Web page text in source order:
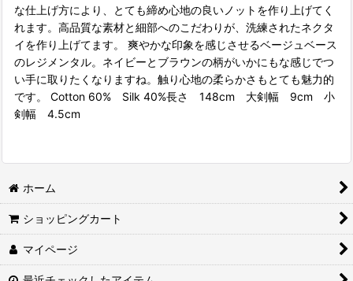
な仕上げ方により、とても締め心地の良いノットを作り上げてく
れます。高品質な素材と細部へのこだわりが、洗練されたネクタ
イを作り上げてます。 爽やかな印象を感じさせるベージュベース
のレジメンタル。ネイビーとブラウンの柄がいかにもな感じでつ
い手に取りたくなりますね。触り心地の柔らかさもとても魅力的
です。 Cotton 60% Silk 40%長さ 148cm 大剣幅 9cm 小
剣幅 4.5cm
ホーム
ショッピングカート
マイページ